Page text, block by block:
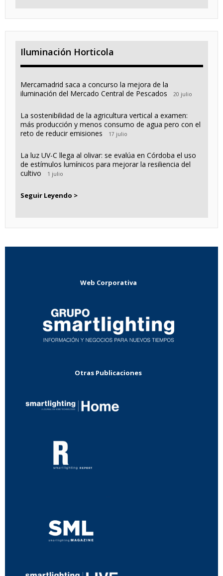
Iluminación Horticola
Mercamadrid saca a concurso la mejora de la
iluminación del Mercado Central de Pescados
20 julio
La sostenibilidad de la agricultura vertical a examen:
más producción y menos consumo de agua pero con el
reto de reducir emisiones
17 julio
La luz UV-C llega al olivar: se evalúa en Córdoba el uso
de estímulos lumínicos para mejorar la resiliencia del
cultivo
1 julio
Seguir Leyendo >
Web Corporativa
Otras Publicaciones